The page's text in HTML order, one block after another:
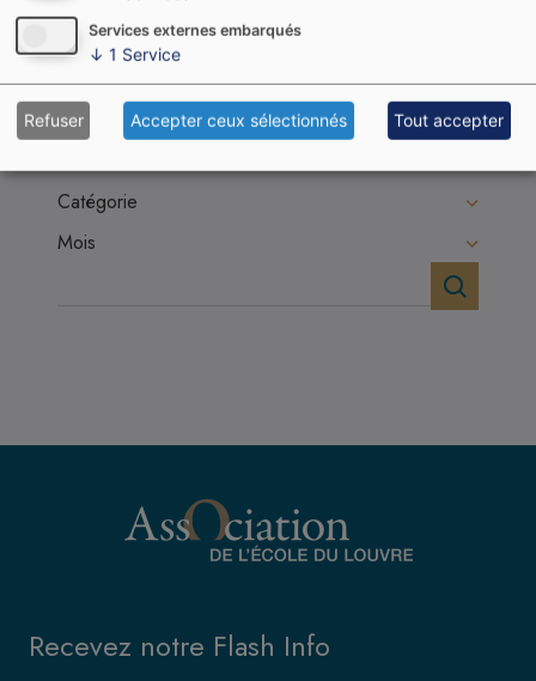
à ses expressions les plus contemporaines.
Filtrer
Catégorie
Recevez notre Flash Info
Services externes embarqués
↓ 1 Service
Refuser Accepter ceux sélectionnés Tout accepter